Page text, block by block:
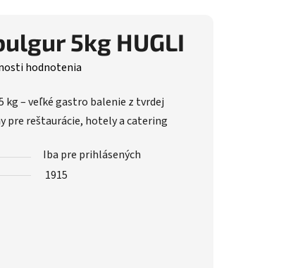
5kg HUGLI
je 0,0 z 5 hviezdičiek.
hodnotenia
kg – veľké gastro balenie z tvrdej
pre reštaurácie, hotely a catering
Iba pre prihlásených
1915